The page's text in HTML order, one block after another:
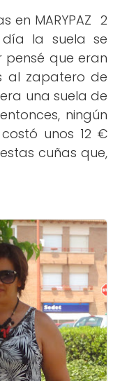
en MARYPAZ 2
la suela se
que eran
al zapatero de
una suela de
ningún
unos 12 €
cuñas que,